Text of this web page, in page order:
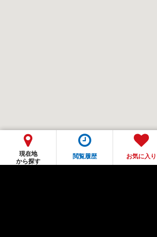
現在地
から探す
閲覧履歴 お気に入り